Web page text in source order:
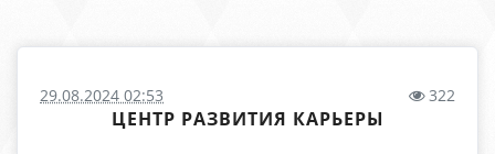
29.08.2024 02:53 322
ЦЕНТР РАЗВИТИЯ КАРЬЕРЫ